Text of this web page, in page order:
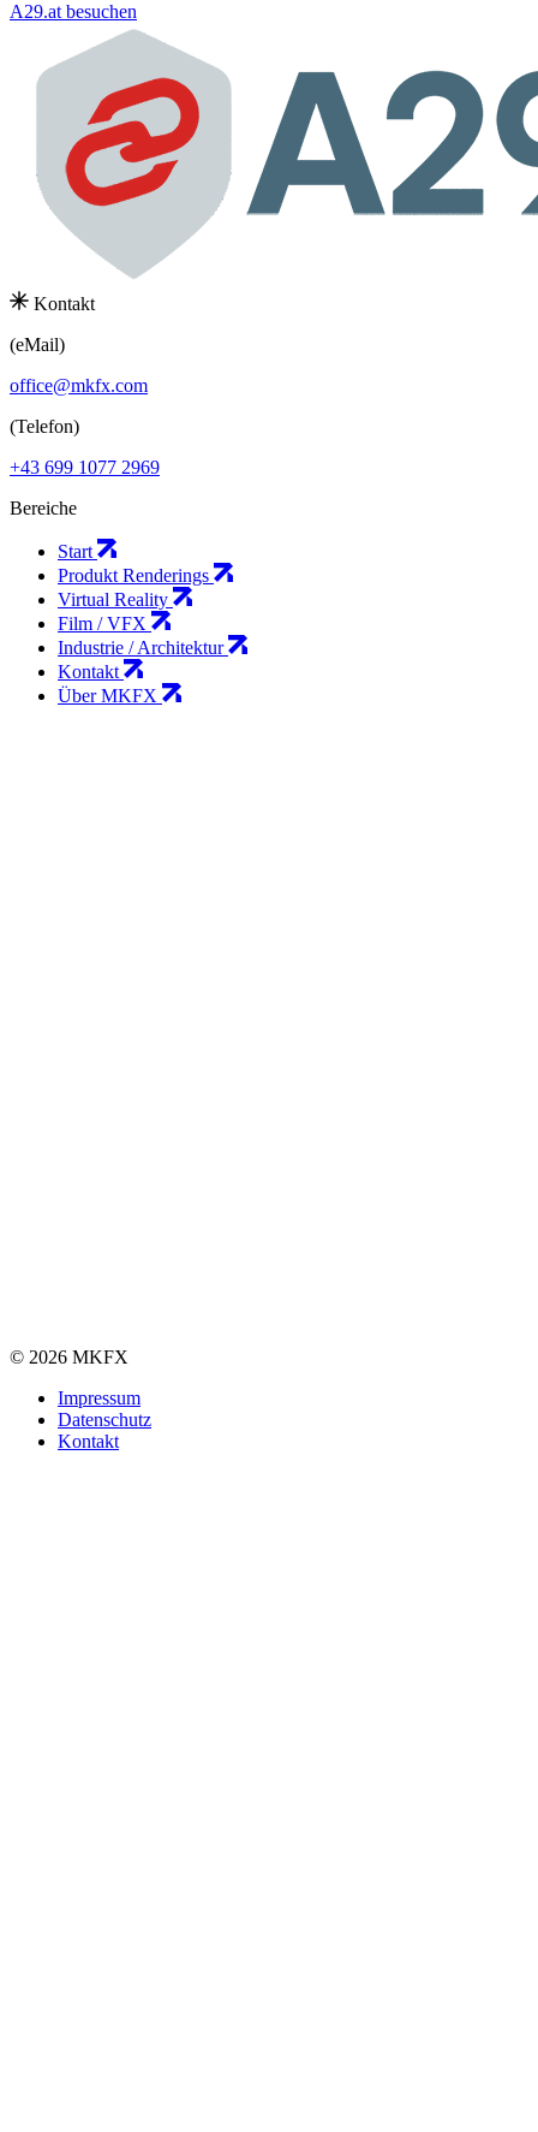
A29.at besuchen
Kontakt
(eMail)
office@mkfx.com
(Telefon)
+43 699 1077 2969
Bereiche
Start
Produkt Renderings
Virtual Reality
Film / VFX
Industrie / Architektur
Kontakt
Über MKFX
© 2026 MKFX
Impressum
Datenschutz
Kontakt